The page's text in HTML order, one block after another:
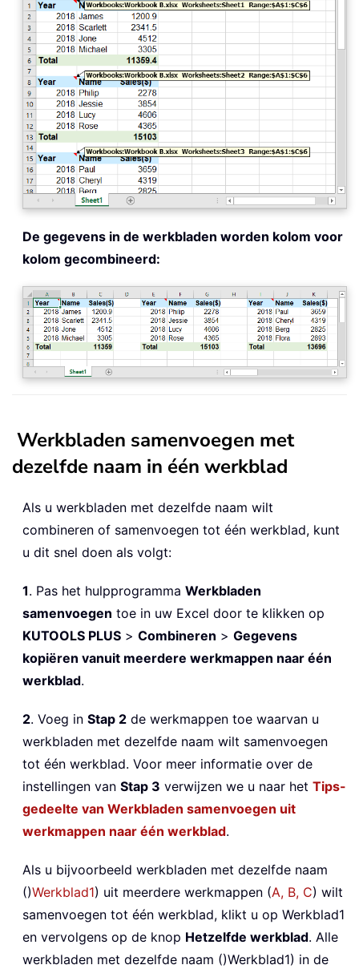
De gegevens in de werkbladen worden kolom voor
kolom gecombineerd:
Werkbladen samenvoegen met
dezelfde naam in één werkblad
Als u werkbladen met dezelfde naam wilt
combineren of samenvoegen tot één werkblad, kunt
u dit snel doen als volgt:
1. Pas het hulpprogramma Werkbladen
samenvoegen toe in uw Excel door te klikken op
KUTOOLS PLUS > Combineren > Gegevens
kopiëren vanuit meerdere werkmappen naar één
werkblad.
2. Voeg in Stap 2 de werkmappen toe waarvan u
werkbladen met dezelfde naam wilt samenvoegen
tot één werkblad. Voor meer informatie over de
instellingen van Stap 3 verwijzen we u naar het Tips-
gedeelte van Werkbladen samenvoegen uit
werkmappen naar één werkblad.
Als u bijvoorbeeld werkbladen met dezelfde naam
()Werkblad1) uit meerdere werkmappen (A, B, C) wilt
samenvoegen tot één werkblad, klikt u op Werkblad1
en vervolgens op de knop Hetzelfde werkblad. Alle
werkbladen met dezelfde naam ()Werkblad1) in de